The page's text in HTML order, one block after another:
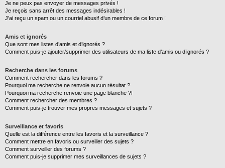
Je ne peux pas envoyer de messages privés !
Je reçois sans arrêt des messages indésirables !
J’ai reçu un spam ou un courriel abusif d’un membre de ce forum !
Amis et ignorés
Que sont mes listes d’amis et d’ignorés ?
Comment puis-je ajouter/supprimer des utilisateurs de ma liste d’amis ou d’ignorés ?
Recherche dans les forums
Comment rechercher dans les forums ?
Pourquoi ma recherche ne renvoie aucun résultat ?
Pourquoi ma recherche renvoie une page blanche ?!
Comment rechercher des membres ?
Comment puis-je trouver mes propres messages et sujets ?
Surveillance et favoris
Quelle est la différence entre les favoris et la surveillance ?
Comment mettre en favoris ou surveiller des sujets ?
Comment surveiller des forums ?
Comment puis-je supprimer mes surveillances de sujets ?